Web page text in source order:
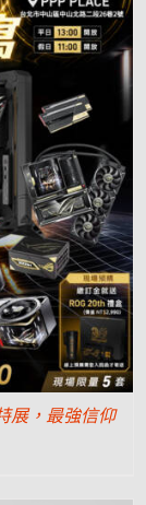
展，最強信仰